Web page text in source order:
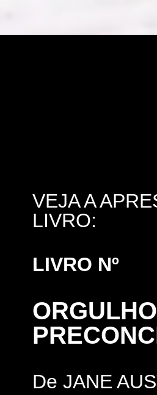
VEJA A
LIVRO:
LIVRO Nº
De JANE